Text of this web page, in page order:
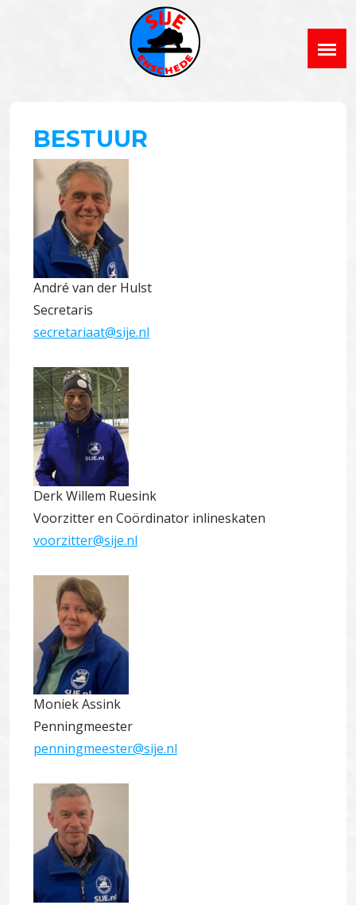
BESTUUR
André van der Hulst
Secretaris
secretariaat@sije.nl
Derk Willem Ruesink
Voorzitter en Coördinator inlineskaten
voorzitter@sije.nl
Moniek Assink
Penningmeester
penningmeester@sije.nl